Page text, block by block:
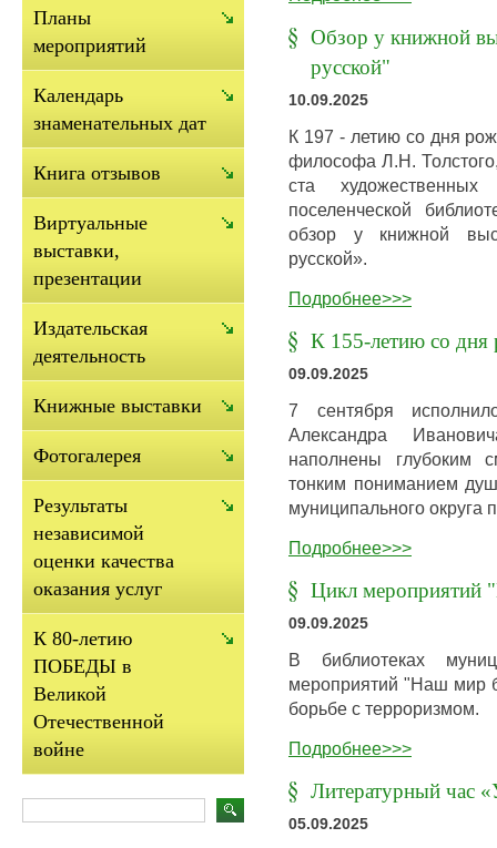
Обзор у книжной
русской"
10.09.2025
К 197 - летию со дня
философа Л.Н.
ста
поселенческой
обзор у книжной
русской».
Подробнее>>>
К 155-летию со
09.09.2025
7 сентября
Александра
наполнены глубоким
тонким пониманием
муниципального
Подробнее>>>
Цикл мероприятий
09.09.2025
В библиотеках
мероприятий "Наш мир
борьбе с терроризмом.
Подробнее>>>
Литературный час
05.09.2025
Планы
мероприятий
Календарь
знаменательных дат
Книга отзывов
Виртуальные
выставки,
презентации
Издательская
деятельность
Книжные выставки
Фотогалерея
Результаты
независимой
оценки качества
оказания услуг
К 80-летию
ПОБЕДЫ в
Великой
Отечественной
войне